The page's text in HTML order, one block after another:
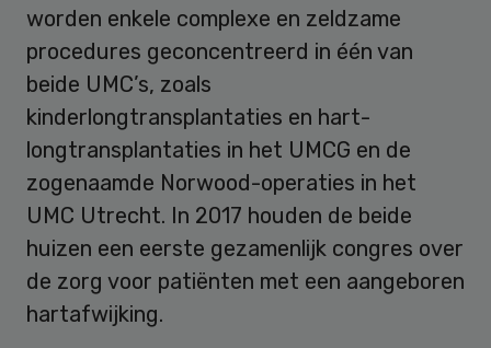
worden enkele complexe en zeldzame
procedures geconcentreerd in één van
beide UMC’s, zoals
kinderlongtransplantaties en hart-
longtransplantaties in het UMCG en de
zogenaamde Norwood-operaties in het
UMC Utrecht. In 2017 houden de beide
huizen een eerste gezamenlijk congres over
de zorg voor patiënten met een aangeboren
hartafwijking.